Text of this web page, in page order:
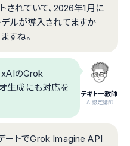
されていて、2026年1月に
ルが導入されてますか
すね。
テキトー教師
.AI認定講師
xAIのGrok
生成にも対応を
ートでGrok Imagine API